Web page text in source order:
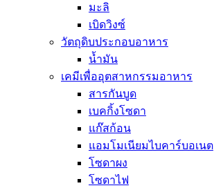
มะลิ
เบิดวิงซ์
วัตถุดิบประกอบอาหาร
น้ำมัน
เคมีเพื่ออุตสาหกรรมอาหาร
สารกันบูด
เบคกิ้งโซดา
แก๊สก้อน
แอมโมเนียมไบคาร์บอเนต
โซดาผง
โซดาไฟ